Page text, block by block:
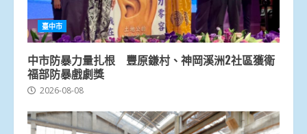
臺中市
中市防暴力量扎根 豐原鎌村、神岡溪洲2社區獲衛
福部防暴戲劇獎
2026-08-08